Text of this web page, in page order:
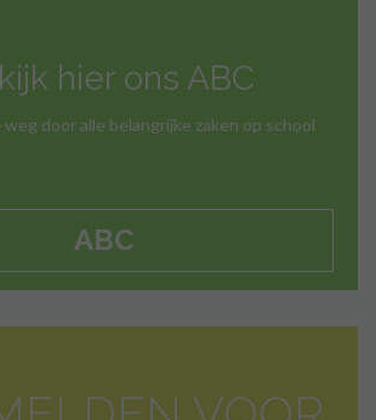
hier ons ABC
weg door alle belangrijke zaken op school
ABC